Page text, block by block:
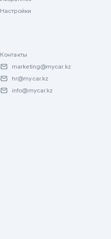
Настройки
Контакты
marketing@mycar.kz
hr@mycar.kz
info@mycar.kz